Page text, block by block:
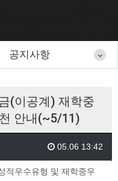
공지사항
(이공계) 재학중
안내(~5/11)
05.06 13:42
적우수유형 및 재학중우